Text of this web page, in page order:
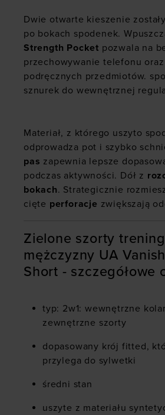
Dwie otwarte kieszenie
po bokach spodenek.
Strength Pocket pozwala na
przechowywanie telefonu
podręcznych przedmiotów.
sznurek do wewnętrznej
Materiał, z którego uszyto
odprowadza pot i szybko
pas zapewnia lepsze
podczas aktywności. Dół z
bokach. Strategicznie
cięte perforacje zwiększają
Zielone szorty
mężczyzny UA
Short - szczegółowe
typ: 2w1: wewnętrzne
zewnętrzne szorty
dopasowany krój fitted,
przylega do sylwetki
średni stan
uszyte z materiału